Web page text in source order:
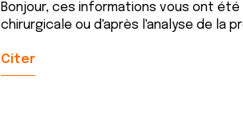
Bonjour, ces informations vous ont
chirurgicale ou d'après l'analyse de la
Citer